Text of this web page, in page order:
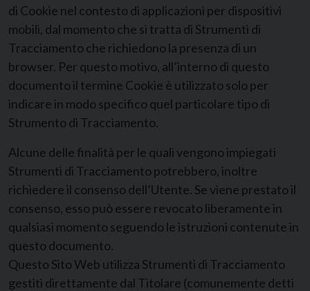
di Cookie nel contesto di applicazioni per dispositivi
mobili, dal momento che si tratta di Strumenti di
Tracciamento che richiedono la presenza di un
browser. Per questo motivo, all’interno di questo
documento il termine Cookie è utilizzato solo per
indicare in modo specifico quel particolare tipo di
Strumento di Tracciamento.
Alcune delle finalità per le quali vengono impiegati
Strumenti di Tracciamento potrebbero, inoltre
richiedere il consenso dell’Utente. Se viene prestato il
consenso, esso può essere revocato liberamente in
qualsiasi momento seguendo le istruzioni contenute in
questo documento.
Questo Sito Web utilizza Strumenti di Tracciamento
gestiti direttamente dal Titolare (comunemente detti